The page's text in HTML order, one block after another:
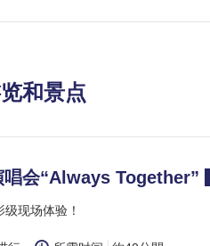
和景点
会“Always Together”
现场体验！